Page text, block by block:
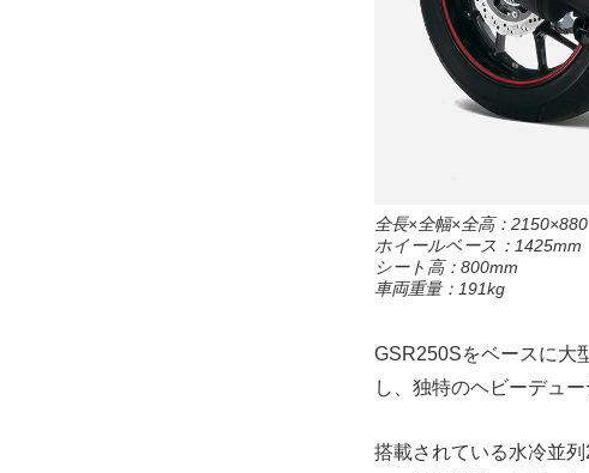
全長×全幅×全高：
ホイールベース：1425mm
シート高：800mm
車両重量：191kg
GSR250Sをベースに大
し、独特のヘビーデュ
搭載されている水冷並